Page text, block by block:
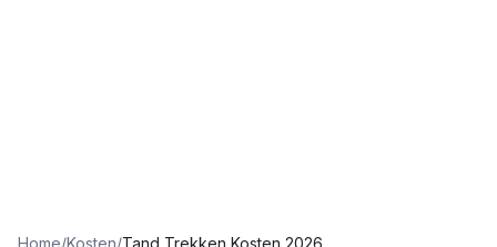
Home/Kosten/Tand Trekken Kosten 2026